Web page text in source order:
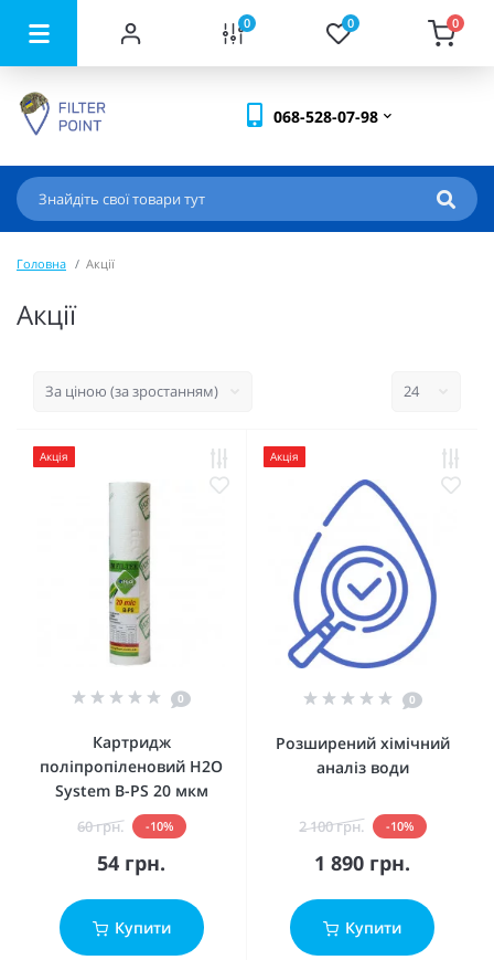
0 0 0
068-528-07-98
Головна Акції
Акції
Акція
0
Картридж
поліпропіленовий H2O
System B-PS 20 мкм
60 грн. -10%
54 грн.
Купити
Акція
0
Розширений хімічний
аналіз води
2 100 грн. -10%
1 890 грн.
Купити